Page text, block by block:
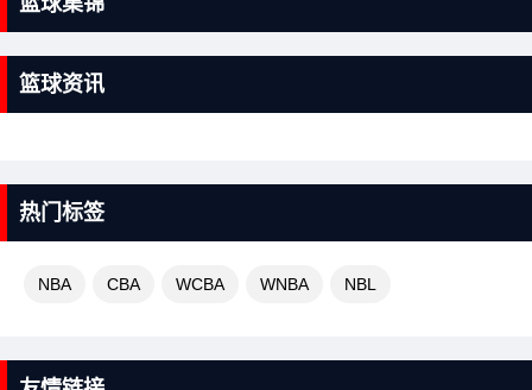
篮球资讯
热门标签
NBA CBA WCBA WNBA NBL